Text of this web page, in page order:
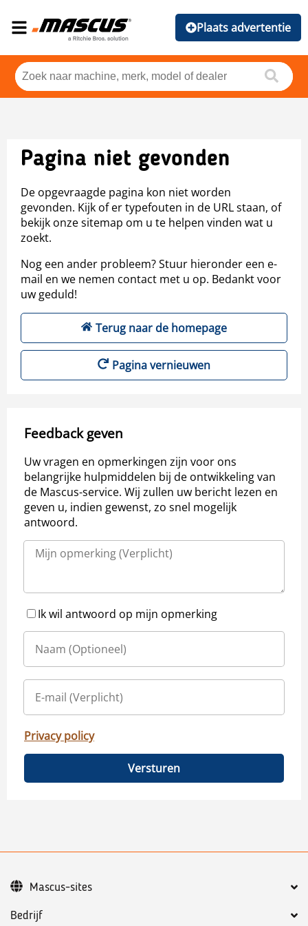
Plaats advertentie
Pagina niet gevonden
De opgevraagde pagina kon niet worden
gevonden. Kijk of er typefouten in de URL staan, of
bekijk onze sitemap om u te helpen vinden wat u
zoekt.
Nog een ander probleem? Stuur hieronder een e-
mail en we nemen contact met u op. Bedankt voor
uw geduld!
Terug naar de homepage
Pagina vernieuwen
Feedback geven
Uw vragen en opmerkingen zijn voor ons
belangrijke hulpmiddelen bij de ontwikkeling van
de Mascus-service. Wij zullen uw bericht lezen en
geven u, indien gewenst, zo snel mogelijk
antwoord.
Ik wil antwoord op mijn opmerking
Privacy policy
Versturen
Bedrijf
Mascus-sites